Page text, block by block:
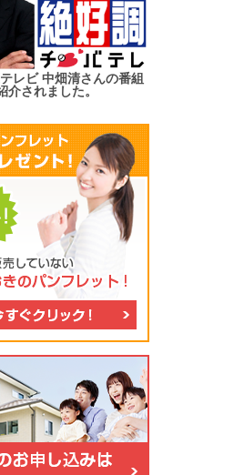
レビ 中畑清さんの番組
介されました。